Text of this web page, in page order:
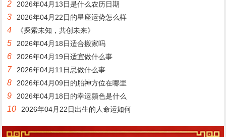
2 2026年04月13日是什么农历日期
3 2026年04月22日的星座运势怎么样
4 《探索未知，共创未来》
5 2026年04月18日适合搬家吗
6 2026年04月19日适宜做什么事
7 2026年04月11日忌做什么事
8 2026年04月09日的胎神方位在哪里
9 2026年04月18日的幸运颜色是什么
10 2026年04月22日出生的人命运如何